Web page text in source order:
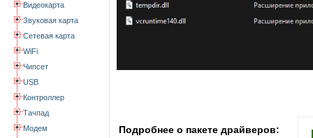
Видеокарта
Звуковая карта
Сетевая карта
WiFi
Чипсет
USB
Контроллер
Тачпад
Модем
Подробнее о пакете драйверов: